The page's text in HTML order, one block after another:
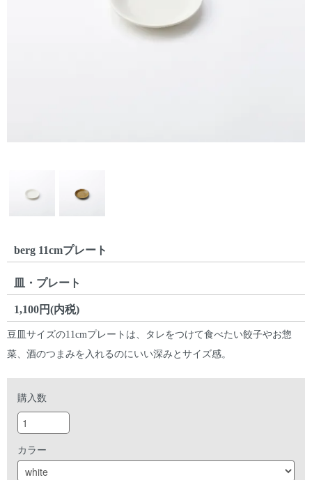
berg 11cmプレート
皿・プレート
1,100円(内税)
豆皿サイズの11cmプレートは、タレをつけて食べたい餃子やお惣
菜、酒のつまみを入れるのにいい深みとサイズ感。
購入数
カラー